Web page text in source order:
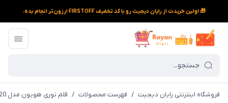
🎁 اولین خریدت از رایان دیجیت رو با کد تخفیف FIRSTOFF ارزون‌تر انجام بده.
فروشگاه اینترنتی رایان دیجیت / فهرست محصولات / قلم نوری هویون مدل Huion H420